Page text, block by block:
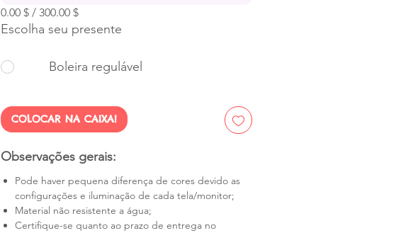
0.00 $ / 300.00 $
Escolha seu presente
Boleira regulável
COLOCAR NA CAIXA!
Observações gerais:
Pode haver pequena diferença de cores devido as
configurações e iluminação de cada tela/monitor;
Material não resistente a água;
Certifique-se quanto ao prazo de entrega no